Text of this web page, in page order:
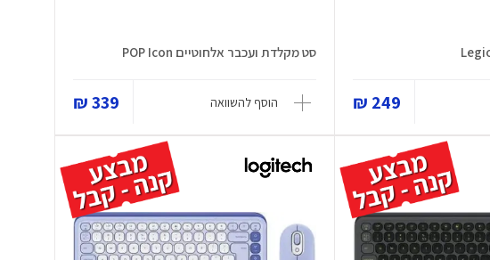
249 ₪
סט מקלדת ועכבר אלחוטיים POP Icon
הוסף להשוואה 339 ₪